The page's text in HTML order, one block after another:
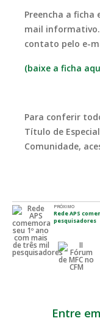
Preencha a ficha
mail
contato pelo e-
(baixe a ficha
Para conferir
Título de
Comunidade,
PRÓXIMO
Rede APS
pesquisadores
Entre